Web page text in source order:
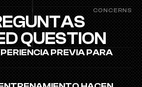
F
A
Q
CONCERNS
QUESTION
PREVIA PARA